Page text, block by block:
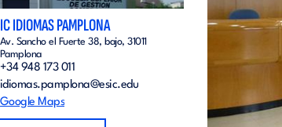
IDIOMAS PAMPLONA
Av. Sancho el Fuerte 38, bajo, 31011
Pamplona
+34 948 173 011
idiomas.pamplona@esic.edu
Google Maps